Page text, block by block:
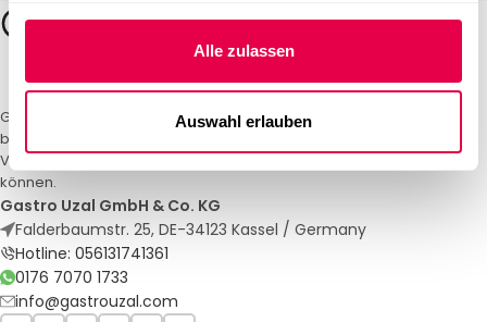
Alle zulassen
Auswahl erlauben
Gastro Uzal – Ihr Spezialist für Gastronomiemöbel und -textilien. Wir
bieten maßgeschneiderte Lösungen für Restaurants, Hotels und
Veranstaltungen. Qualität und Service, auf die Sie sich verlassen
können.
Gastro Uzal GmbH & Co. KG
Falderbaumstr. 25, DE-34123 Kassel / Germany
Hotline: 056131741361
0176 7070 1733
info@gastrouzal.com